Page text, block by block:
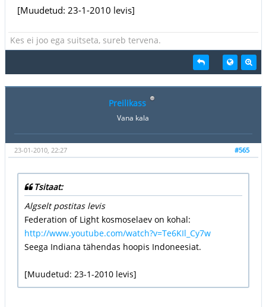
[Muudetud: 23-1-2010 levis]
Kes ei joo ega suitseta, sureb tervena.
Preilikass
Vana kala
#565
23-01-2010, 22:27
Tsitaat:
Algselt postitas levis
Federation of Light kosmoselaev on kohal:
http://www.youtube.com/watch?v=Te6KIl_Cy7w
Seega Indiana tähendas hoopis Indoneesiat.
[Muudetud: 23-1-2010 levis]